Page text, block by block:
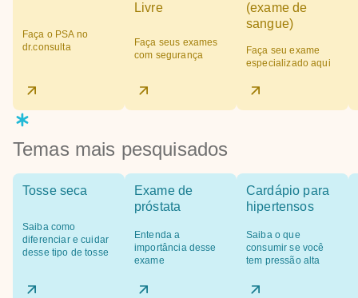
Faça o PSA no
dr.consulta
Livre
Faça seus exames
com segurança
(exame de
sangue)
Faça seu exame
especializado aqui
Temas mais pesquisados
Tosse seca
Saiba como
diferenciar e cuidar
desse tipo de tosse
Exame de
próstata
Entenda a
importância desse
exame
Cardápio para
hipertensos
Saiba o que
consumir se você
tem pressão alta